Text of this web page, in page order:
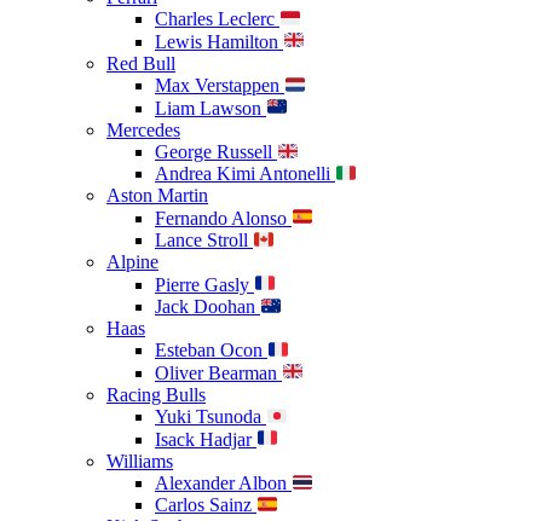
Charles Leclerc
Lewis Hamilton
Red Bull
Max Verstappen
Liam Lawson
Mercedes
George Russell
Andrea Kimi Antonelli
Aston Martin
Fernando Alonso
Lance Stroll
Alpine
Pierre Gasly
Jack Doohan
Haas
Esteban Ocon
Oliver Bearman
Racing Bulls
Yuki Tsunoda
Isack Hadjar
Williams
Alexander Albon
Carlos Sainz